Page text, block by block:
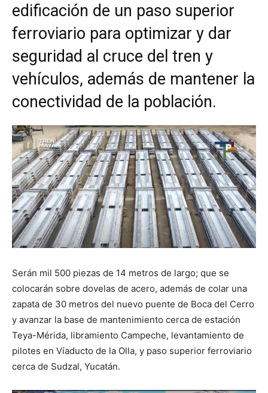
edificación de un paso superior
ferroviario para optimizar y dar
seguridad al cruce del tren y
vehículos, además de mantener la
conectividad de la población.
Serán mil 500 piezas de 14 metros de largo; que se
colocarán sobre dovelas de acero, además de colar una
zapata de 30 metros del nuevo puente de Boca del Cerro
y avanzar la base de mantenimiento cerca de estación
Teya-Mérida, libramiento Campeche, levantamiento de
pilotes en Víaducto de la Olla, y paso superior ferroviario
cerca de Sudzal, Yucatán.